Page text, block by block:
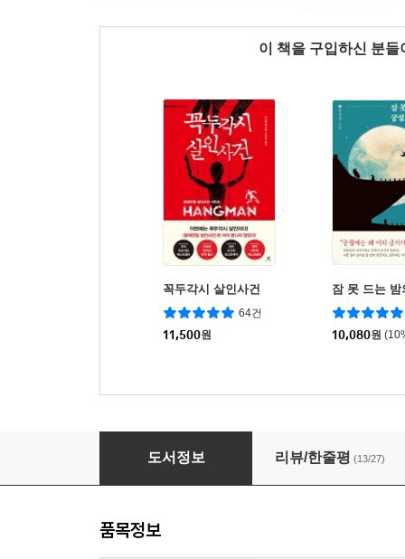
이 책을 구입하신 분
꼭두각시 살인사건
64건
11,500원
잠 못 드는
10,080원
[세트] 빌리 서머스 (총2권)
도서정보 리뷰/한줄평 (13/27)
품목정보